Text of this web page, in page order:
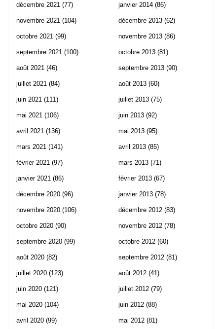
décembre 2021 (77)
novembre 2021 (104)
octobre 2021 (99)
septembre 2021 (100)
août 2021 (46)
juillet 2021 (84)
juin 2021 (111)
mai 2021 (106)
avril 2021 (136)
mars 2021 (141)
février 2021 (97)
janvier 2021 (86)
décembre 2020 (96)
novembre 2020 (106)
octobre 2020 (90)
septembre 2020 (99)
août 2020 (82)
juillet 2020 (123)
juin 2020 (121)
mai 2020 (104)
avril 2020 (99)
janvier 2014 (86)
décembre 2013 (62)
novembre 2013 (86)
octobre 2013 (81)
septembre 2013 (90)
août 2013 (60)
juillet 2013 (75)
juin 2013 (92)
mai 2013 (95)
avril 2013 (85)
mars 2013 (71)
février 2013 (67)
janvier 2013 (78)
décembre 2012 (83)
novembre 2012 (78)
octobre 2012 (60)
septembre 2012 (81)
août 2012 (41)
juillet 2012 (79)
juin 2012 (88)
mai 2012 (81)